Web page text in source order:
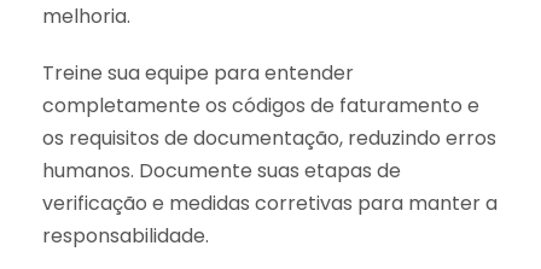
melhoria.
Treine sua equipe para entender
completamente os códigos de faturamento e
os requisitos de documentação, reduzindo erros
humanos. Documente suas etapas de
verificação e medidas corretivas para manter a
responsabilidade.